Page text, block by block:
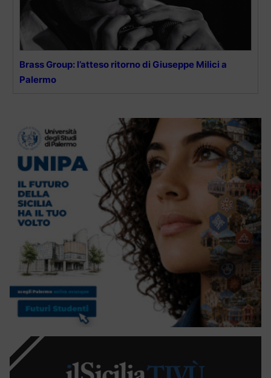
Brass Group: l’atteso ritorno di Giuseppe Milici a
Palermo